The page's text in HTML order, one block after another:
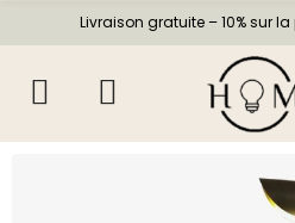
Livraison gratuite – 10% sur